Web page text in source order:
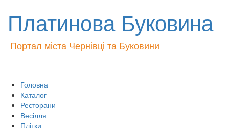
Платинова Буковина
Портал міста Чернівці та Буковини
Головна
Каталог
Ресторани
Весілля
Плітки